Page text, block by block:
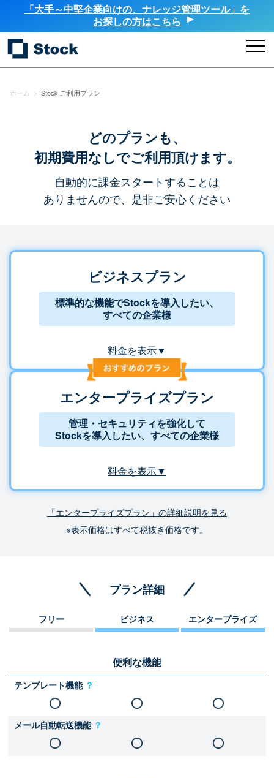
「大手～中堅企業向けの、ナレッジ管理ツール」を
お探しの方はこちら
ホーム > Stock ご利用プラン
どのプランも、
初期費用なしでご利用頂けます。
自動的に課金スタートすることは
ありませんので、是非ご安心ください
ビジネスプラン
標準的な機能でStockを導入したい、
すべての企業様
料金を表示▼
エンタープライズプラン
管理・セキュリティを強化して
Stockを導入したい、すべての企業様
料金を表示▼
「エンタープライズプラン」の詳細説明を見る
※表示価格はすべて税抜き価格です。
プラン詳細
フリー ビジネス エンタープライズ
便利な機能
テンプレート機能 ？
メール自動転送機能 ？